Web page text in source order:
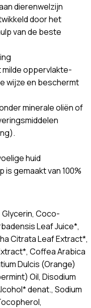
dierenwelzijn
door het
van de beste
oppervlakte-
wijze en beschermt
minerale oliën of
huid
is gemaakt van 100%
Coco-
Leaf Juice*,
Citrata Leaf Extract*,
Coffea Arabica
Dulcis (Orange)
Oil, Disodium
denat., Sodium